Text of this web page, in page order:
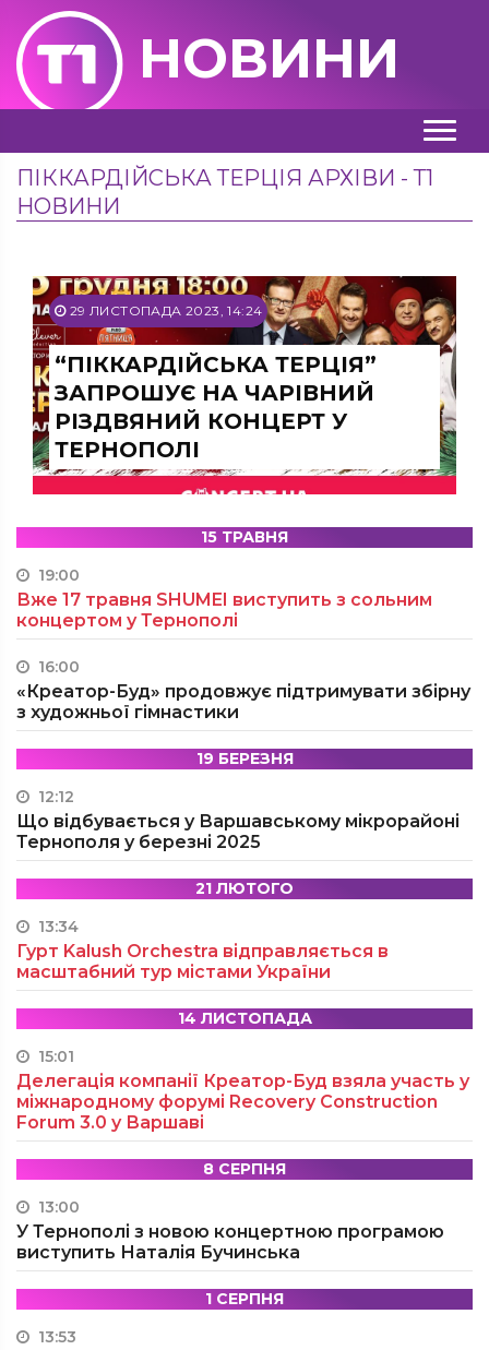
НОВИНИ
ПІККАРДІЙСЬКА ТЕРЦІЯ АРХІВИ - Т1
НОВИНИ
29 ЛИСТОПАДА 2023, 14:24
“ПІККАРДІЙСЬКА ТЕРЦІЯ”
ЗАПРОШУЄ НА ЧАРІВНИЙ
РІЗДВЯНИЙ КОНЦЕРТ У
ТЕРНОПОЛІ
15 ТРАВНЯ
19:00
Вже 17 травня SHUMEI виступить з сольним
концертом у Тернополі
16:00
«Креатор-Буд» продовжує підтримувати збірну
з художньої гімнастики
19 БЕРЕЗНЯ
12:12
Що відбувається у Варшавському мікрорайоні
Тернополя у березні 2025
21 ЛЮТОГО
13:34
Гурт Kalush Orchestra відправляється в
масштабний тур містами України
14 ЛИСТОПАДА
15:01
Делегація компанії Креатор-Буд взяла участь у
міжнародному форумі Recovery Construction
Forum 3.0 у Варшаві
8 СЕРПНЯ
13:00
У Тернополі з новою концертною програмою
виступить Наталія Бучинська
1 СЕРПНЯ
13:53